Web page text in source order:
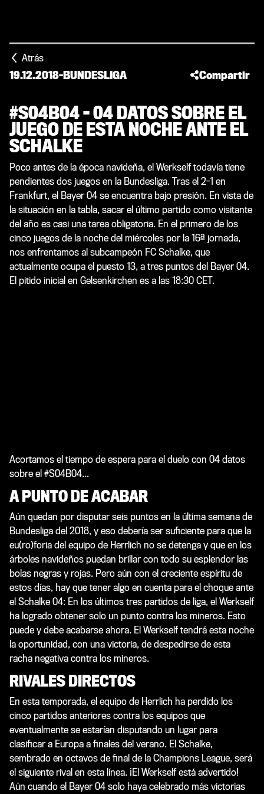
Atrás
19.12.2018-BUNDESLIGA Compartir
#S04B04 - 04 DATOS SOBRE EL
JUEGO DE ESTA NOCHE ANTE EL
SCHALKE
Poco antes de la época navideña, el Werkself todavía tiene
pendientes dos juegos en la Bundesliga. Tras el 2-1 en
Frankfurt, el Bayer 04 se encuentra bajo presión. En vista de
la situación en la tabla, sacar el último partido como visitante
del año es casi una tarea obligatoria. En el primero de los
cinco juegos de la noche del miércoles por la 16ª jornada,
nos enfrentamos al subcampeón FC Schalke, que
actualmente ocupa el puesto 13, a tres puntos del Bayer 04.
El pitido inicial en Gelsenkirchen es a las 18:30 CET.
Acortamos el tiempo de espera para el duelo con 04 datos
sobre el #S04B04...
A PUNTO DE ACABAR
Aún quedan por disputar seis puntos en la última semana de
Bundesliga del 2018, y eso debería ser suficiente para que la
eu(ro)foria del equipo de Herrlich no se detenga y que en los
árboles navideños puedan brillar con todo su esplendor las
bolas negras y rojas. Pero aún con el creciente espíritu de
estos días, hay que tener algo en cuenta para el choque ante
el Schalke 04: En los últimos tres partidos de liga, el Werkself
ha logrado obtener solo un punto contra los mineros. Esto
puede y debe acabarse ahora. El Werkself tendrá esta noche
la oportunidad, con una victoria, de despedirse de esta
racha negativa contra los mineros.
RIVALES DIRECTOS
En esta temporada, el equipo de Herrlich ha perdido los
cinco partidos anteriores contra los equipos que
eventualmente se estarían disputando un lugar para
clasificar a Europa a finales del verano. El Schalke,
sembrado en octavos de final de la Champions League, será
el siguiente rival en esta línea. ¡El Werkself está advertido!
Aún cuando el Bayer 04 solo haya celebrado más victorias